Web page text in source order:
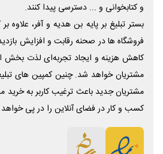
و کتابخوانی و ... دسترسی پیدا کنند.
بستر تبلیغ بر پایه بن هدیه و آفر، علاوه
فروشگاه ها در صحنه رقابت و افزایش
کاهش هزینه و ایجاد تجربه‌ای لذت بخش
مشتریان خواهد شد. چنین کمپین های
مشتریان جدید باعث ترغیب کاربر به
کسب و کار در فضای آنلاین را در پی